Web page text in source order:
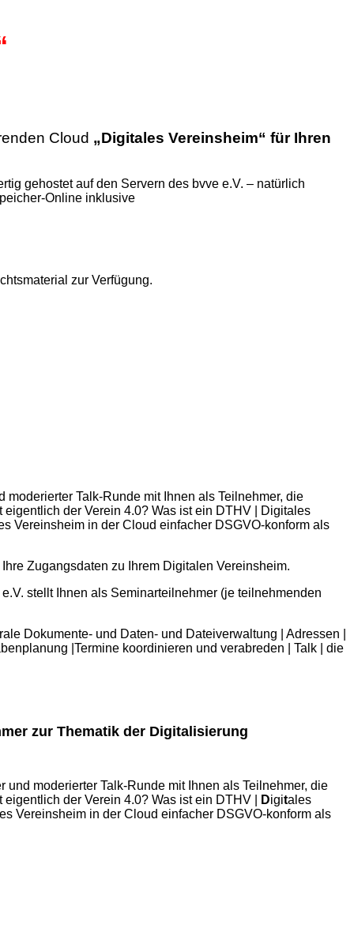
Cloud „Digitales Vereinsheim“ für Ihren
gehostet auf den Servern des bvve e.V. – natürlich
Online inklusive
zur Verfügung.
Talk-Runde mit Ihnen als Teilnehmer, die
der Verein 4.0? Was ist ein DTHV | Digitales
Vereinsheim in der Cloud einfacher DSGVO-konform als
Zugangsdaten zu Ihrem Digitalen Vereinsheim.
stellt Ihnen als Seminarteilnehmer (je teilnehmenden
Dokumente- und Daten- und Dateiverwaltung | Adressen |
|Termine koordinieren und verabreden | Talk | die
zur Thematik der Digitalisierung
moderierter Talk-Runde mit Ihnen als Teilnehmer, die
der Verein 4.0? Was ist ein DTHV |
Digitales
Vereinsheim in der Cloud einfacher DSGVO-konform als